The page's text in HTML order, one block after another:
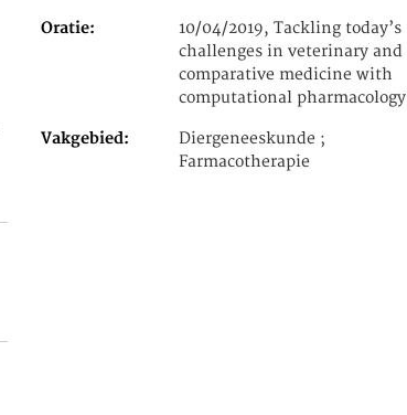
Oratie
10/04/2019, Tackling today’s
challenges in veterinary and
comparative medicine with
computational pharmacology
Vakgebied
Diergeneeskunde ;
Farmacotherapie